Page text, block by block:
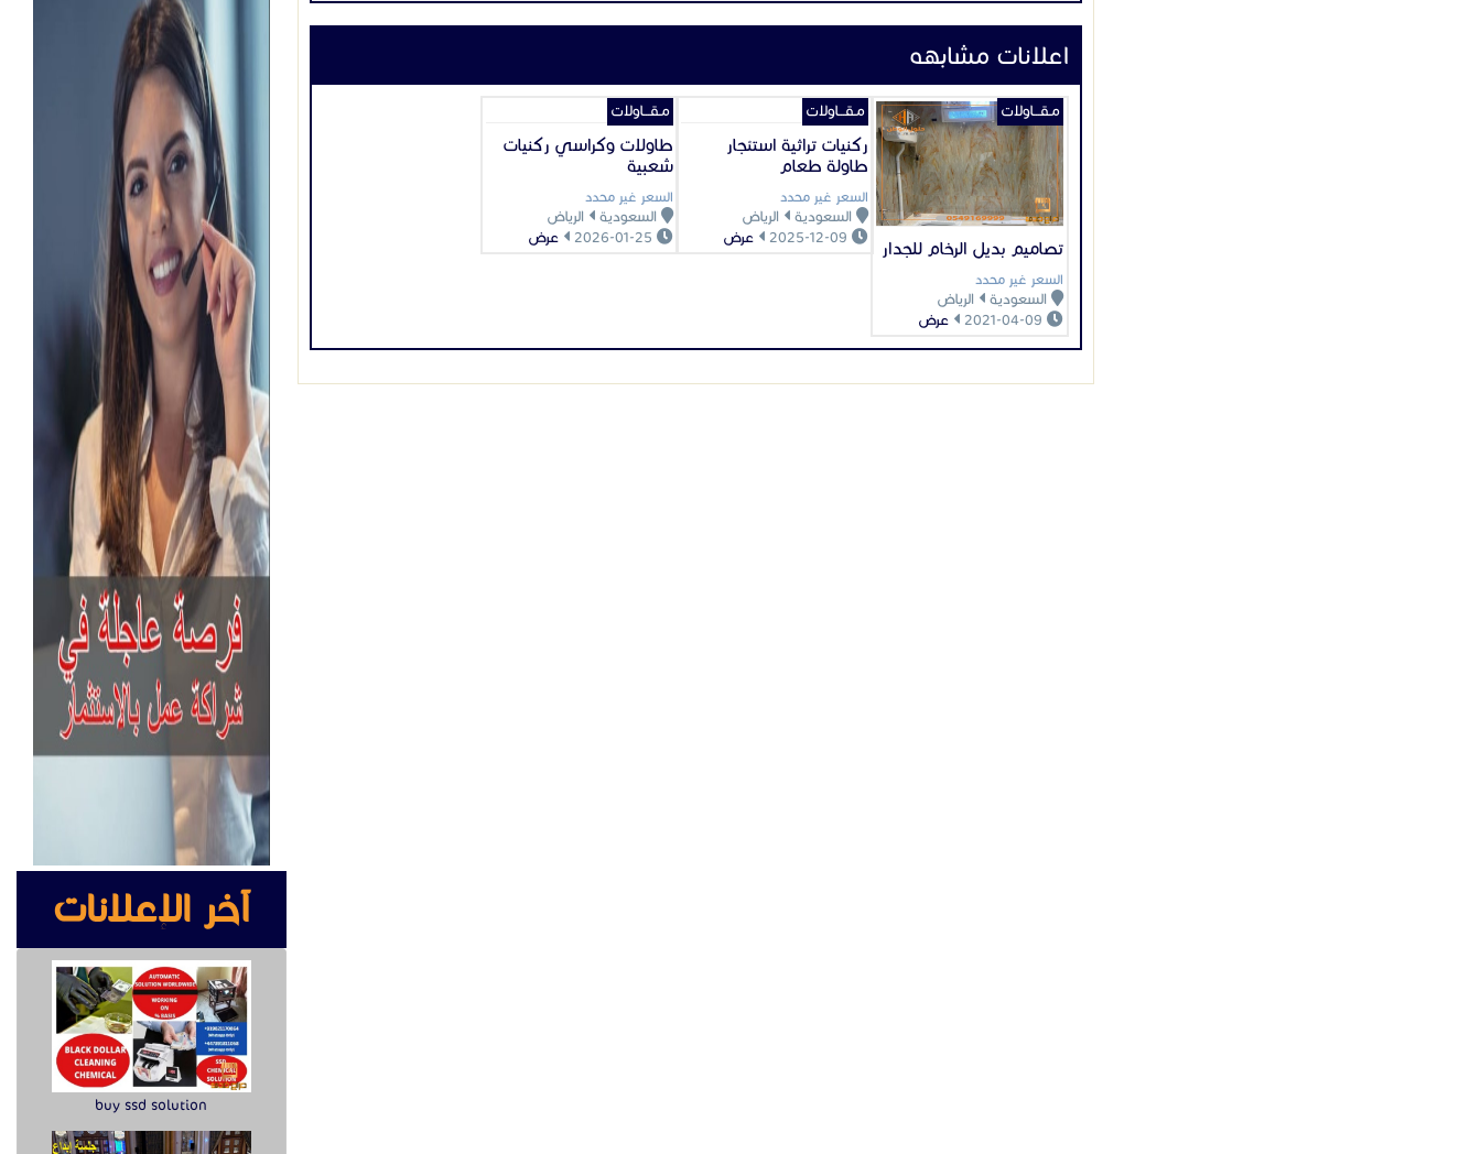
تاجير الكراسي والطاولات
بالرياض, تاجير خيمه, إيجار خيام,تاجير مكيف محل,تأجير
مستلزمات الأفراح
تأجير طاولات وكراسي,
للايجار,تاجير ركنيات شعبيه, تاجير كنب,استئجار طاولة
طعام,تجهيز قاعات مؤتمرات ,تأجير لوازم المناسبات
لوازم الفعاليات,تأجير خيام عزاء,تاجير جلسات شعبيه
جلسات خارجيه,مقدمين الضيافه,تاجير مستلزمات الافراح
شركة تاجير خيام
للايجار,طاولات طعام للايجار,طاولات اجتماعات للايجار,لوازم
آخر الإعلانات
buy ssd solution